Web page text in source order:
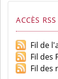
ACCÈS RSS
Fil de
Fil des
Fil des